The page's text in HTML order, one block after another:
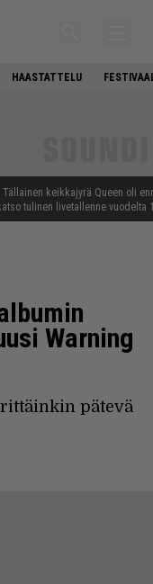
HAASTATTELU
Tällainen keikkajyrä Queen oli
tulinen livetallenne vuodelta
Warning
pätevä